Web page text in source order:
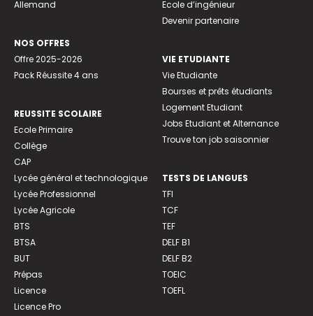
Allemand
NOS OFFRES
Offre 2025-2026
Pack Réussite 4 ans
REUSSITE SCOLAIRE
Ecole Primaire
Collège
CAP
Lycée général et technologique
Lycée Professionnel
Lycée Agricole
BTS
BTSA
BUT
Prépas
Licence
Licence Pro
Ecole d’ingénieur
Devenir partenaire
VIE ETUDIANTE
Vie Etudiante
Bourses et prêts étudiants
Logement Etudiant
Jobs Etudiant et Alternance
Trouve ton job saisonnier
TESTS DE LANGUES
TFI
TCF
TEF
DELF B1
DELF B2
TOEIC
TOEFL